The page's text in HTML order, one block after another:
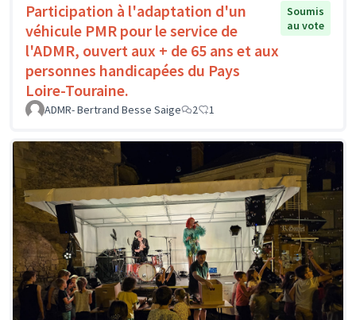
Participation à l'adaptation d'un
véhicule PMR pour le service de
l'ADMR, ouvert aux + de 65 ans et aux
personnes handicapées du Pays
Loire-Touraine.
Soumis
au vote
ADMR- Bertrand Besse Saige 2 1